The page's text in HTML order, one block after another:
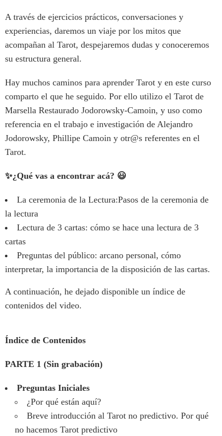
A través de ejercicios prácticos, conversaciones y
experiencias, daremos un viaje por los mitos que
acompañan al Tarot, despejaremos dudas y conoceremos
su estructura general.
Hay muchos caminos para aprender Tarot y en este curso
comparto el que he seguido. Por ello utilizo el Tarot de
Marsella Restaurado Jodorowsky-Camoin, y uso como
referencia en el trabajo e investigación de Alejandro
Jodorowsky, Phillipe Camoin y otr@s referentes en el
Tarot.
✨¿Qué vas a encontrar acá? 😃
La ceremonia de la Lectura:Pasos de la ceremonia de
la lectura
Lectura de 3 cartas: cómo se hace una lectura de 3
cartas
Preguntas del público: arcano personal, cómo
interpretar, la importancia de la disposición de las cartas.
A continuación, he dejado disponible un índice de
contenidos del video.
Índice de Contenidos
PARTE 1 (Sin grabación)
Preguntas Iniciales
¿Por qué están aquí?
Breve introducción al Tarot no predictivo. Por qué
no hacemos Tarot predictivo